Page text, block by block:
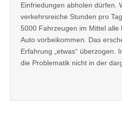
Einfriedungen abholen dürfen.
verkehrsreiche Stunden pro
5000 Fahrzeugen im Mittel alle
Auto vorbeikommen. Das
Erfahrung „etwas“ überzogen.
die Problematik nicht in der